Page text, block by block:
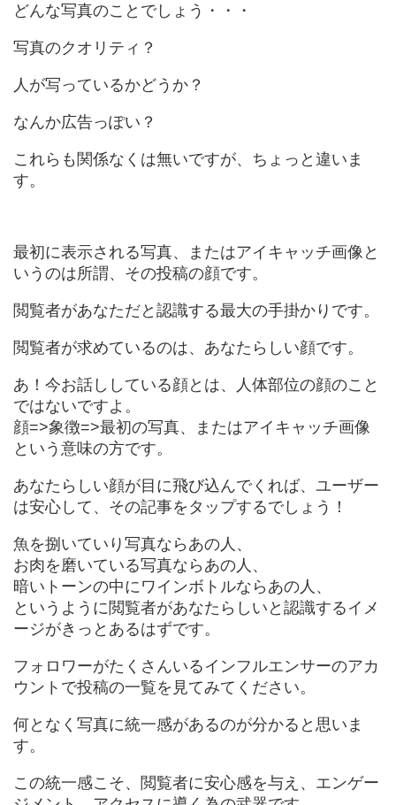
どんな写真のことでしょう・・・
写真のクオリティ？
人が写っているかどうか？
なんか広告っぽい？
これらも関係なくは無いですが、ちょっと違いま
す。
最初に表示される写真、またはアイキャッチ画像と
いうのは所謂、その投稿の顔です。
閲覧者があなただと認識する最大の手掛かりです。
閲覧者が求めているのは、あなたらしい顔です。
あ！今お話ししている顔とは、人体部位の顔のこと
ではないですよ。
顔=>象徴=>最初の写真、またはアイキャッチ画像
という意味の方です。
あなたらしい顔が目に飛び込んでくれば、ユーザー
は安心して、その記事をタップするでしょう！
魚を捌いていり写真ならあの人、
お肉を磨いている写真ならあの人、
暗いトーンの中にワインボトルならあの人、
というように閲覧者があなたらしいと認識するイメ
ージがきっとあるはずです。
フォロワーがたくさんいるインフルエンサーのアカ
ウントで投稿の一覧を見てみてください。
何となく写真に統一感があるのが分かると思いま
す。
この統一感こそ、閲覧者に安心感を与え、エンゲー